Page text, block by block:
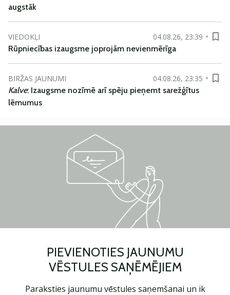
augstāk
VIEDOKĻI
04.08.26, 23:39
Rūpniecības izaugsme joprojām nevienmērīga
BIRŽAS JAUNUMI
04.08.26, 23:35
Kalve: Izaugsme nozīmē arī spēju pieņemt sarežģītus
lēmumus
PIEVIENOTIES JAUNUMU
VĒSTULES SAŅĒMĒJIEM
Paraksties jaunumu vēstules saņemšanai un ik